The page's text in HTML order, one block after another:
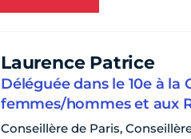
Laurence Patrice
Déléguée dans le 10e à la
femmes/hommes et aux
Conseillère de Paris,